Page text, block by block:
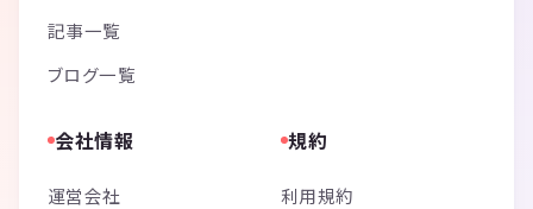
記事一覧
ブログ一覧
会社情報
運営会社
規約
利用規約